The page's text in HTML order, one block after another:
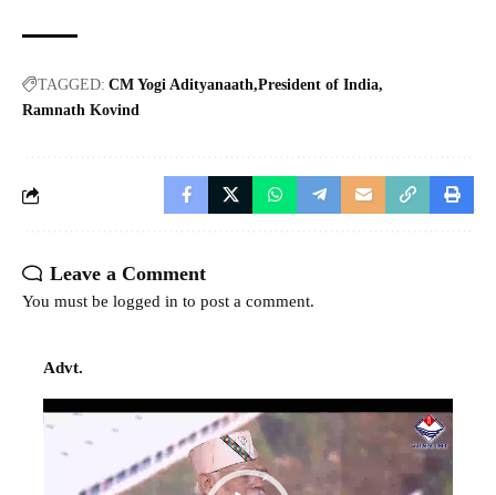
TAGGED: CM Yogi Adityanaath President of India
Ramnath Kovind
Leave a Comment
You must be logged in to post a comment.
Advt.
Video